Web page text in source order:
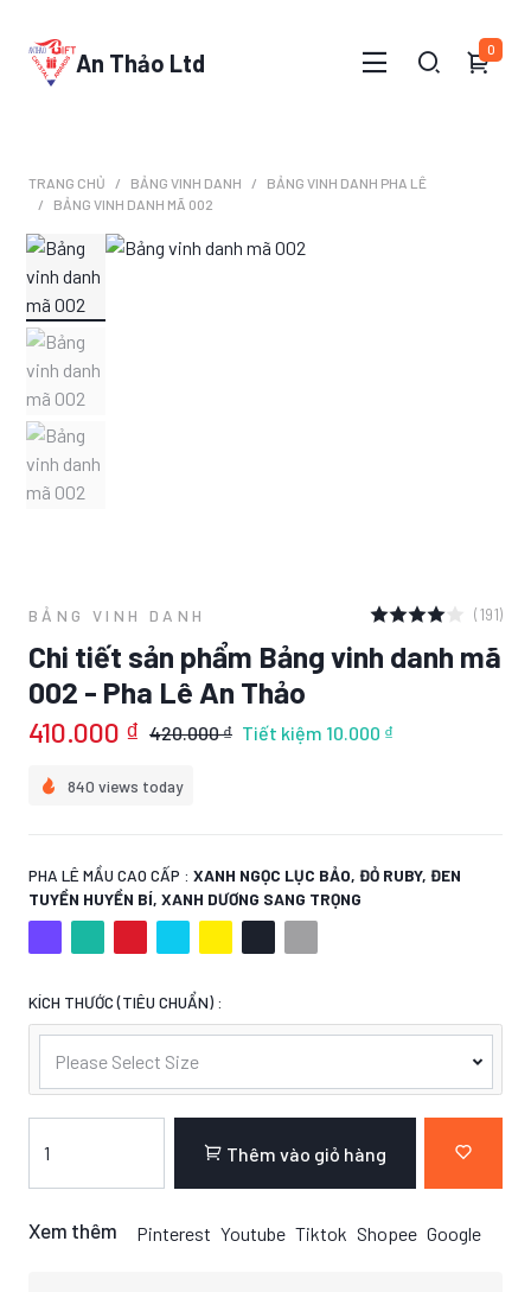
An Thảo Ltd 0
TRANG CHỦ BẢNG VINH DANH
BẢNG VINH DANH PHA LÊ
BẢNG VINH DANH MÃ 002
BẢNG VINH DANH (191)
Chi tiết sản phẩm Bảng vinh danh mã
002 - Pha Lê An Thảo
410.000 ₫ 420.000 ₫ Tiết kiệm 10.000 ₫
840 views today
PHA LÊ MẦU CAO CẤP : XANH NGỌC LỤC BẢO, ĐỎ RUBY, ĐEN
TUYỀN HUYỀN BÍ, XANH DƯƠNG SANG TRỌNG
KÍCH THƯỚC (TIÊU CHUẨN) :
Please Select Size
Thêm vào giỏ hàng
Xem thêm Pinterest Youtube Tiktok Shopee Google